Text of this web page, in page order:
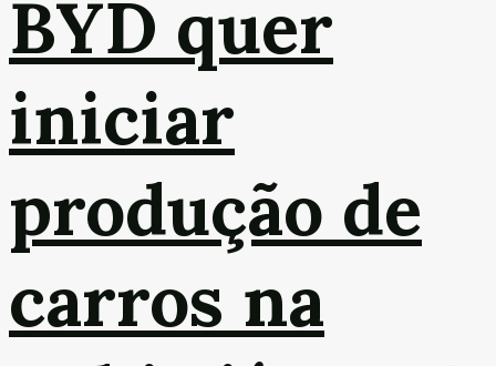
BYD quer
iniciar
produção de
carros na